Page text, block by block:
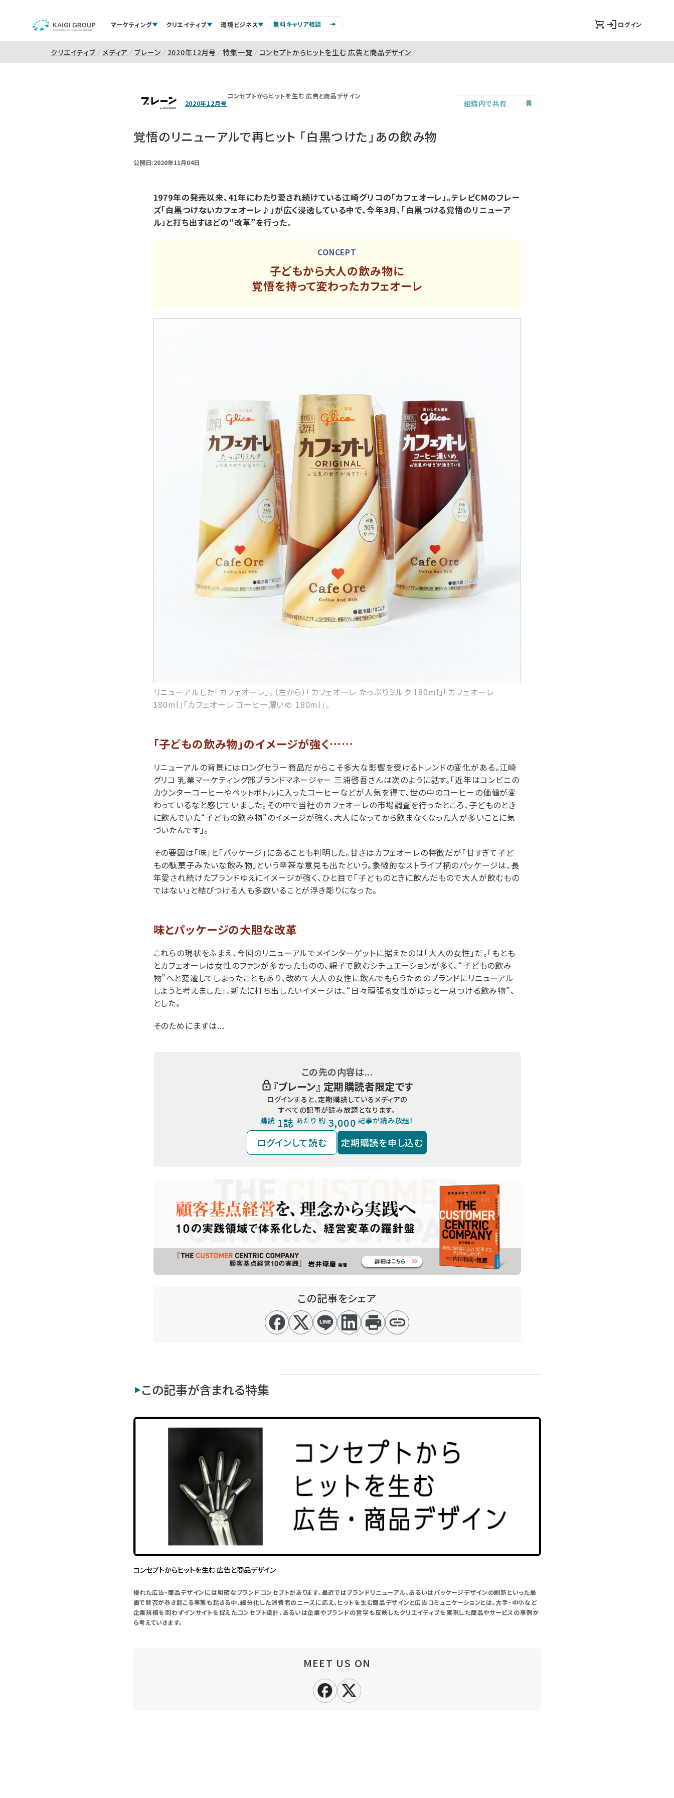
マーケティング クリエイティブ 環境ビジネス 無料キャリア相談 ログイン
クリエイティブ メディア ブレーン 2020年12月号 特集一覧 コンセプトからヒットを生む 広告と商品デザイン
2020年12月号
コンセプトからヒットを生む 広告と商品デザイン
組織内で共有
覚悟のリニューアルで再ヒット 「白黒つけた」あの飲み物
公開日:2020年11月04日
1979年の発売以来、41年にわたり愛され続けている江崎グリコの「カフェオーレ」。テレビCMのフレー
ズ「白黒つけないカフェオーレ♪」が広く浸透している中で、今年3月、「白黒つける覚悟のリニューア
ル」と打ち出すほどの“改革”を行った。
CONCEPT
子どもから大人の飲み物に
覚悟を持って変わったカフェオーレ
リニューアルした「カフェオーレ」。（左から）「カフェオーレ たっぷりミルク 180ml」「カフェオーレ
180ml」「カフェオーレ コーヒー濃いめ 180ml」。
「子どもの飲み物」のイメージが強く……
リニューアルの背景にはロングセラー商品だからこそ多大な影響を受けるトレンドの変化がある。江崎
グリコ 乳業マーケティング部ブランドマネージャー 三浦啓吾さんは次のように話す。「近年はコンビニの
カウンターコーヒーやペットボトルに入ったコーヒーなどが人気を得て、世の中のコーヒーの価値が変
わっているなと感じていました。その中で当社のカフェオーレの市場調査を行ったところ、子どものとき
に飲んでいた“子どもの飲み物”のイメージが強く、大人になってから飲まなくなった人が多いことに気
づいたんです」。
その要因は「味」と「パッケージ」にあることも判明した。甘さはカフェオーレの特徴だが「甘すぎて子ど
もの駄菓子みたいな飲み物」という辛辣な意見も出たという。象徴的なストライプ柄のパッケージは、長
年愛され続けたブランドゆえにイメージが強く、ひと目で「子どものときに飲んだもので大人が飲むもの
ではない」と結びつける人も多数いることが浮き彫りになった。
味とパッケージの大胆な改革
これらの現状をふまえ、今回のリニューアルでメインターゲットに据えたのは「大人の女性」だ。「もとも
とカフェオーレは女性のファンが多かったものの、親子で飲むシチュエーションが多く、“子どもの飲み
物”へと変遷してしまったこともあり、改めて大人の女性に飲んでもらうためのブランドにリニューアル
しようと考えました」。新たに打ち出したいイメージは、“日々頑張る女性がほっと一息つける飲み物”、
とした。
そのためにまずは...
この先の内容は...
『ブレーン』 定期購読者限定です
ログインすると、定期購読しているメディアの
すべての記事が読み放題となります。
購読 1誌 あたり 約 3,000 記事が読み放題！
ログインして読む 定期購読を申し込む
この記事をシェア
この記事が含まれる特集
コンセプトからヒットを生む 広告と商品デザイン
優れた広告・商品デザインには明確なブランドコンセプトがあります。最近ではブランドリニューアル、あるいはパッケージデザインの刷新といった局
面で賛否が巻き起こる事態も起きる中、細分化した消費者のニーズに応え、ヒットを生む商品デザインと広告コミュニケーションとは。大手・中小など
企業規模を問わずインサイトを捉えたコンセプト設計、あるいは企業やブランドの哲学も反映したクリエイティブを実現した商品やサービスの事例か
ら考えていきます。
MEET US ON